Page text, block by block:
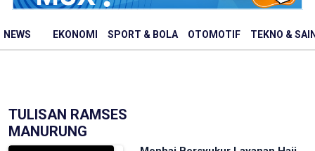
NEWS EKONOMI SPORT & BOLA OTOMOTIF TEKNO &
TULISAN RAMSES
MANURUNG